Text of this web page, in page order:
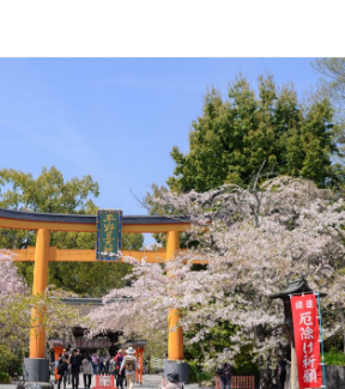
とされる)など、境内には可愛らしいうさぎ